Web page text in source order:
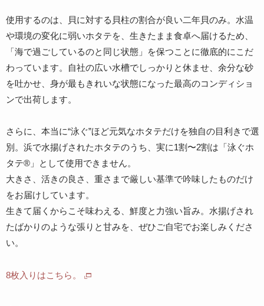
使用するのは、貝に対する貝柱の割合が良い二年貝のみ。水温
や環境の変化に弱いホタテを、生きたまま食卓へ届けるため、
「海で過ごしているのと同じ状態」を保つことに徹底的にこだ
わっています。自社の広い水槽でしっかりと休ませ、余分な砂
を吐かせ、身が最もきれいな状態になった最高のコンディショ
ンで出荷します。
さらに、本当に“泳ぐ”ほど元気なホタテだけを独自の目利きで選
別。浜で水揚げされたホタテのうち、実に1割〜2割は「泳ぐホ
タテ®」として使用できません。
大きさ、活きの良さ、重さまで厳しい基準で吟味したものだけ
をお届けしています。
生きて届くからこそ味わえる、鮮度と力強い旨み。水揚げされ
たばかりのような張りと甘みを、ぜひご自宅でお楽しみくださ
い。
8枚入りはこちら。